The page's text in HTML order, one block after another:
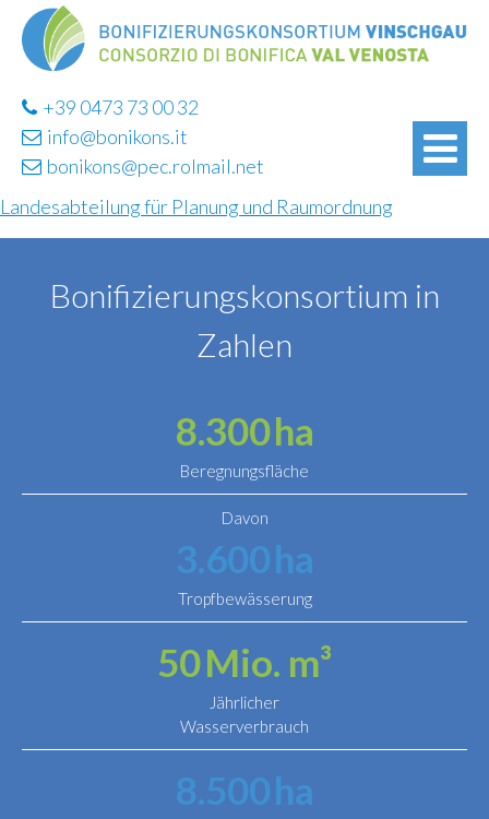
+39 0473 73 00 32
info@bonikons.it
bonikons@pec.rolmail.net
Landesabteilung für Planung und Raumordnung
Bonifizierungskonsortium in
Zahlen
8.300ha
Beregnungsfläche
Davon
3.600ha
Tropfbewässerung
50Mio. m³
Jährlicher
Wasserverbrauch
8.500ha